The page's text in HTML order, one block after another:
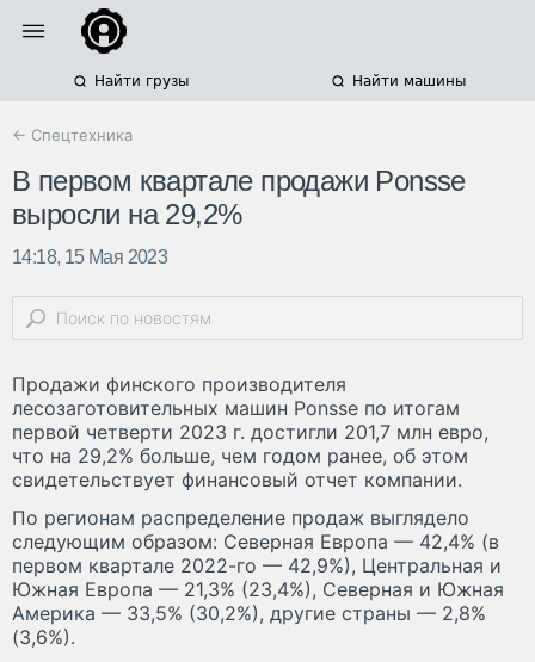
Найти грузы Найти машины
← Спецтехника
В первом квартале продажи Ponsse
выросли на 29,2%
14:18, 15 Мая 2023
Продажи финского производителя
лесозаготовительных машин Ponsse по итогам
первой четверти 2023 г. достигли 201,7 млн евро,
что на 29,2% больше, чем годом ранее, об этом
свидетельствует финансовый отчет компании.
По регионам распределение продаж выглядело
следующим образом: Северная Европа — 42,4% (в
первом квартале 2022-го — 42,9%), Центральная и
Южная Европа — 21,3% (23,4%), Северная и Южная
Америка — 33,5% (30,2%), другие страны — 2,8%
(3,6%).